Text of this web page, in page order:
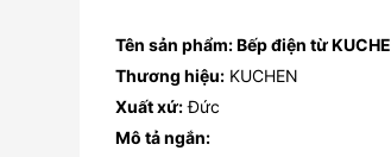
Tên sản phẩm: Bếp điện từ
Thương hiệu: KUCHEN
Xuất xứ:Đức
Mô tả ngắn: